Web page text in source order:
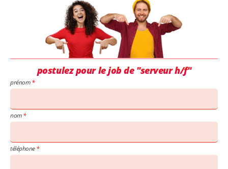
postulez pour le job de "serveur h/f"
prénom
nom
téléphone